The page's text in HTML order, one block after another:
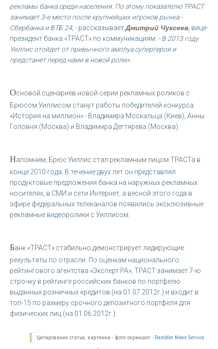
рекламы банка среди населения. По этому показателю ТРАСТ
занимает 3-е место после крупнейших игроков рынка -
Сбербанка и ВТБ 24, -рассказываетДмитрий Чуксеев , вице-
президент банка «ТРАСТ» по коммуникациям. - В 2013 году
Уиллис отойдет от привычного амплуа супергероя и
предстанет перед нами в новой роли».
Основой сценариев новой серии рекламных роликов с
Брюсом Уиллисом станут работы победителей конкурса
«История на миллион» - Владимира Москальца (Киев), Анны
Головня (Москва) и Владимира Дегтярева (Москва).
Напомним, Брюс Уиллис стал рекламным лицом ТРАСТа в
конце 2010 года. В течение двух лет он представлял
продуктовые предложения банка на наружных рекламных
носителях, в СМИ и сети Интернет, а весной этого года в
эфире федеральных телеканалов появились эксклюзивные
рекламные видеоролики с Уиллисом.
Банк «ТРАСТ» стабильно демонстрирует лидирующие
результаты по отрасли. По оценкам национального
рейтингового агентства «Эксперт РА», ТРАСТ занимает 7-ю
строчку в рейтинге российских банков по портфелю
выданных розничных кредитов (на 01.07.2012г.) и входит в
топ-15 по размеру срочного депозитного портфеля для
физических лиц (на 01.06.2012г.).
Цитирование статьи, картинки - фото скриншот - Rambler News Service.